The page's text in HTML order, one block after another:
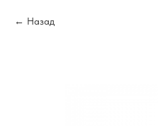
Назад